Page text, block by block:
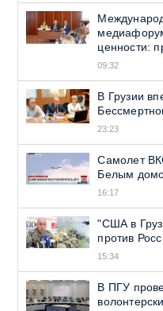
ценности:
09:32
В Грузии
23:23
Самолет
Белым
16:17
"США в
против
15:34
В ПГУ